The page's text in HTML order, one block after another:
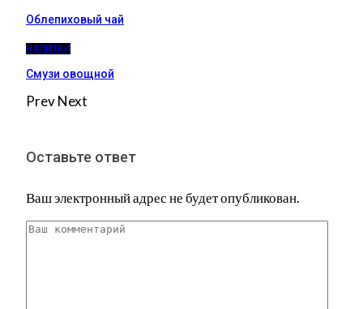
Облепиховый чай
НАПИТКИ
Смузи овощной
PrevNext
Оставьте ответ
Ваш электронный адрес не будет опубликован.